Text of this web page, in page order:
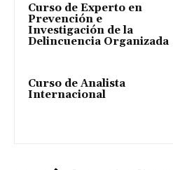
Curso de Experto en
Prevención e
Investigación de la
Delincuencia Organizada
Curso de Analista
Internacional